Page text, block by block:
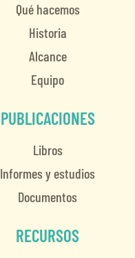
Qué hacemos
Historia
Alcance
Equipo
PUBLICACIONES
Libros
Informes y estudios
Documentos
RECURSOS